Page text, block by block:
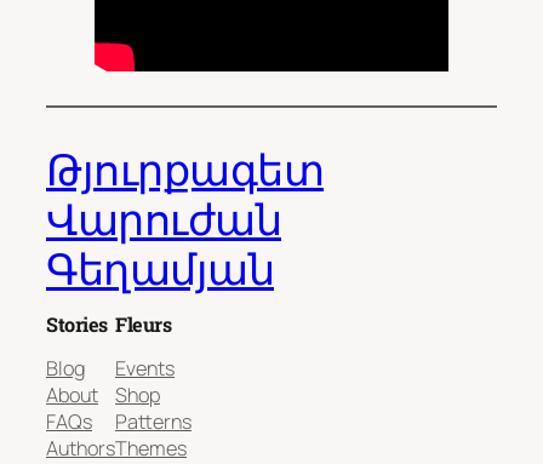
Թյուրքագետ
Վարուժան
Գեղամյան
Stories
Blog
About
FAQs
Authors
Fleurs
Events
Shop
Patterns
Themes